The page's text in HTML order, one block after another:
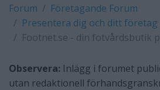
Forum
Företagande Forum
Presentera dig och ditt företag
Footnet.se - din fotvårdsbutik
Observera: Inlägg i forumet
utan redaktionell